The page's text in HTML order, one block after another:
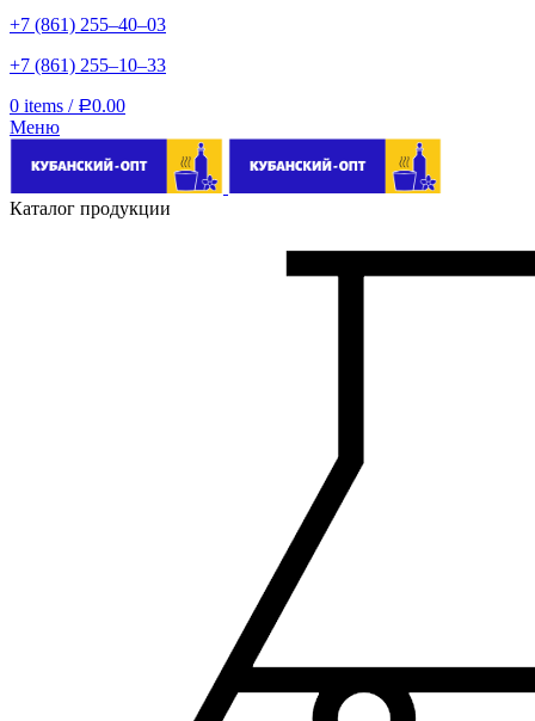
+7 (861) 255‒40‒03
+7 (861) 255‒10‒33
0 items / Р0.00
Меню
Каталог продукции